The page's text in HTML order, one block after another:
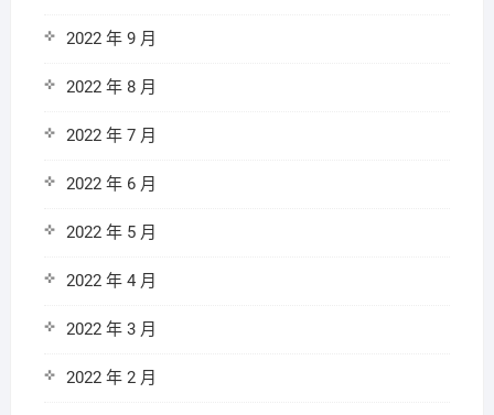
2022 年 9 月
2022 年 8 月
2022 年 7 月
2022 年 6 月
2022 年 5 月
2022 年 4 月
2022 年 3 月
2022 年 2 月